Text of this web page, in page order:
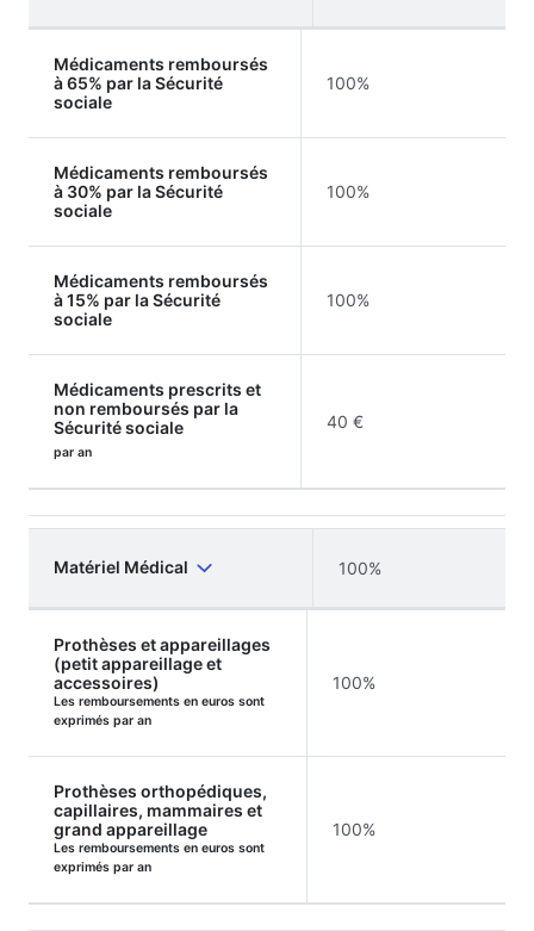
Médicaments remboursés
à 65% par la Sécurité
sociale
100%
Médicaments remboursés
à 30% par la Sécurité
sociale
100%
Médicaments remboursés
à 15% par la Sécurité
sociale
100%
Médicaments prescrits et
non remboursés par la
Sécurité sociale
par an
40 €
Matériel Médical 100%
Prothèses et appareillages
(petit appareillage et
accessoires)
Les remboursements en euros sont
exprimés par an
100%
Prothèses orthopédiques,
capillaires, mammaires et
grand appareillage
Les remboursements en euros sont
exprimés par an
100%